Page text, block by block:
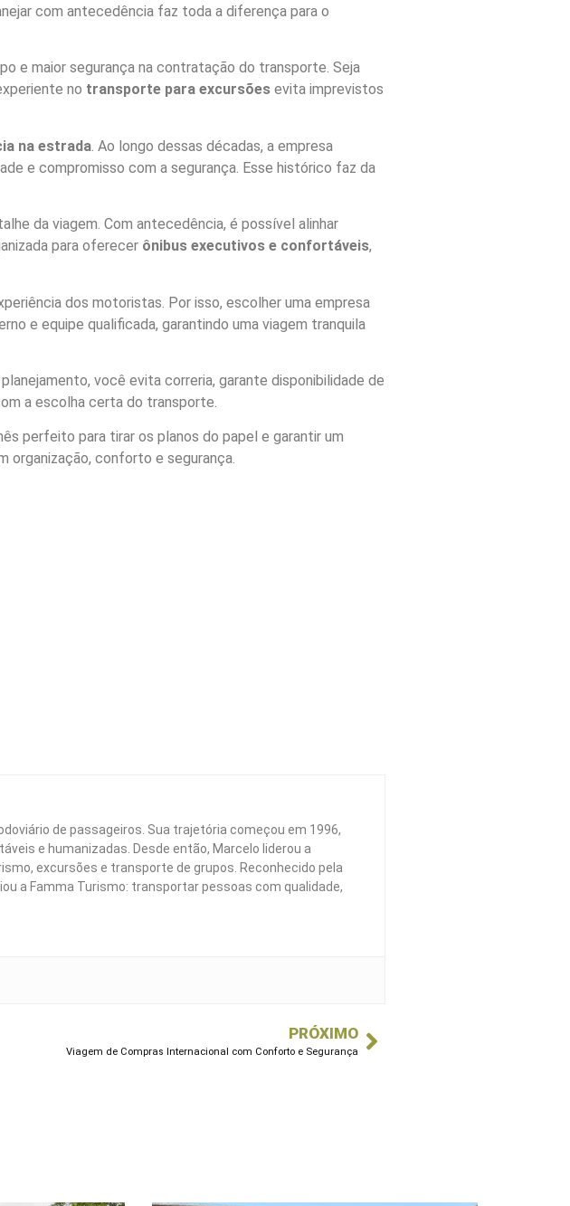
com antecedência faz toda a diferença para o
e maior segurança na contratação do transporte. Seja
no transporte para excursões evita imprevistos
na estrada . Ao longo dessas décadas, a empresa
e compromisso com a segurança. Esse histórico faz da
da viagem. Com antecedência, é possível alinhar
para oferecer ônibus executivos e confortáveis,
dos motoristas. Por isso, escolher uma empresa
e equipe qualificada, garantindo uma viagem tranquila
você evita correria, garante disponibilidade de
a escolha certa do transporte.
perfeito para tirar os planos do papel e garantir um
organização, conforto e segurança.
de passageiros. Sua trajetória começou em 1996,
e humanizadas. Desde então, Marcelo liderou a
excursões e transporte de grupos. Reconhecido pela
a Famma Turismo: transportar pessoas com qualidade,
PRÓXIMO
Viagem de Compras Internacional com Conforto e Segurança